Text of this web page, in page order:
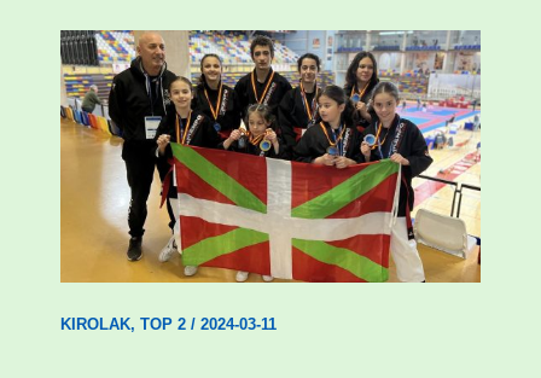
Wadokan garaile Espainiako txapelketan
14 dominarekin
KIROLAK, TOP 2/ 2024-03-11